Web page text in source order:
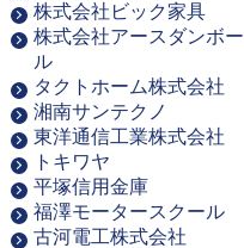
株式会社ビック家具
株式会社アースダンボー
ル
タクトホーム株式会社
湘南サンテクノ
東洋通信工業株式会社
トキワヤ
平塚信用金庫
福澤モータースクール
古河電工株式会社